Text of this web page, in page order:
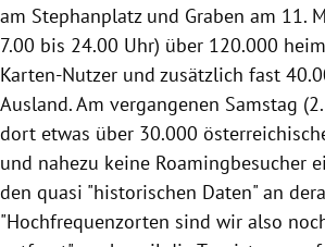
am Stephanplatz und Graben am 11.
7.00 bis 24.00 Uhr) über 120.000
Karten-Nutzer und zusätzlich fast
Ausland. Am vergangenen Samstag
dort etwas über 30.000
und nahezu keine Roamingbesucher
den quasi "historischen Daten" an
"Hochfrequenzorten sind wir also